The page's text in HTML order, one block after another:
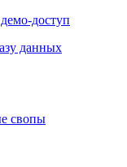
демо-доступ
данных
свопы